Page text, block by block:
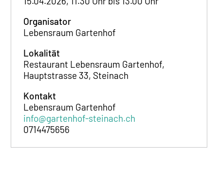
Organisator
Lebensraum Gartenhof
Lokalität
Restaurant Lebensraum Gartenhof,
Hauptstrasse 33, Steinach
Kontakt
Lebensraum Gartenhof
info@gartenhof-steinach.ch
0714475656